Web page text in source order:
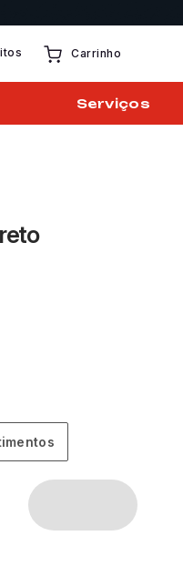
Carrinho
Serviços